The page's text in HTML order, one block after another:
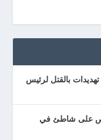
بالقتل لرئيس
يلسع أكثر من 100 شخص على شاطئ في